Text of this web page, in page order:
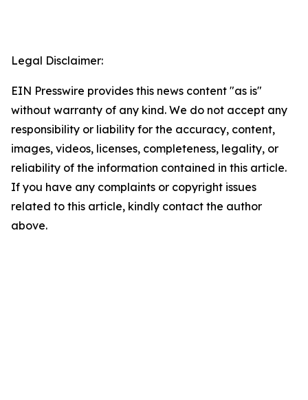
Legal Disclaimer:
EIN Presswire provides this news content "as is"
without warranty of any kind. We do not accept any
responsibility or liability for the accuracy, content,
images, videos, licenses, completeness, legality, or
reliability of the information contained in this article.
If you have any complaints or copyright issues
related to this article, kindly contact the author
above.